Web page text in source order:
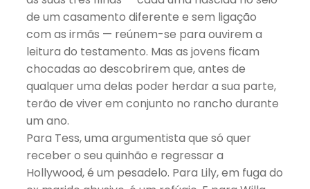
de um casamento diferente e sem ligação
com as irmãs — reúnem-se para ouvirem a
leitura do testamento. Mas as jovens ficam
chocadas ao descobrirem que, antes de
qualquer uma delas poder herdar a sua parte,
terão de viver em conjunto no rancho durante
um ano.
Para Tess, uma argumentista que só quer
receber o seu quinhão e regressar a
Hollywood, é um pesadelo. Para Lily, em fuga do